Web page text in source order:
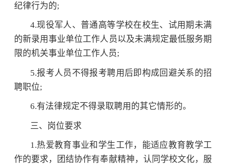
纪律行为的;
4.现役军人、普通高等学校在校生、试用期未满
的新录用事业单位工作人员以及未满规定最低服务期
限的机关事业单位工作人员;
5.报考人员不得报考聘用后即构成回避关系的招
聘职位;
6.有法律规定不得录取聘用的其它情形的。
三、岗位要求
1.热爱教育事业和学生工作，能适应教育教学工
作的要求，团结协作有奉献精神，认同学校文化，服